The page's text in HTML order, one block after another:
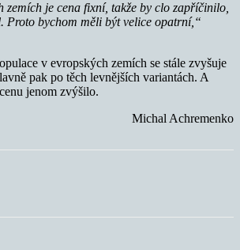
zemích je cena fixní, takže by clo zapříčinilo,
Proto bychom měli být velice opatrní,“
v evropských zemích se stále zvyšuje
pak po těch levnějších variantách. A
jenom zvýšilo.
Michal Achremenko